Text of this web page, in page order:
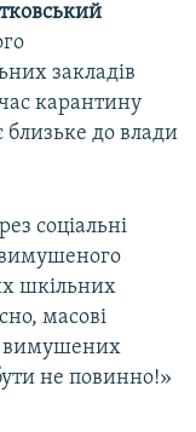
закладів
карантину
до влади
соціальні
вимушеного
шкільних
масові
вимушених
не повинно!»